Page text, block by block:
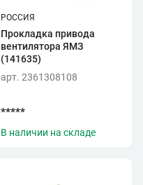
РОССИЯ
Прокладка привода
вентилятора ЯМЗ
(141635)
арт. 2361308108
*****
В наличии на складе